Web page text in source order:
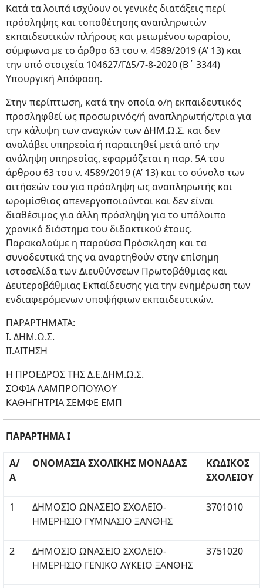
Κατά τα λοιπά ισχύουν οι γενικές διατάξεις περί
πρόσληψης και τοποθέτησης αναπληρωτών
εκπαιδευτικών πλήρους και μειωμένου ωραρίου,
σύμφωνα με το άρθρο 63 του ν. 4589/2019 (Α’ 13) και
την υπό στοιχεία 104627/ΓΔ5/7-8-2020 (Β΄ 3344)
Υπουργική Απόφαση.
Στην περίπτωση, κατά την οποία ο/η εκπαιδευτικός
προσληφθεί ως προσωρινός/ή αναπληρωτής/τρια για
την κάλυψη των αναγκών των ΔΗΜ.Ω.Σ. και δεν
αναλάβει υπηρεσία ή παραιτηθεί μετά από την
ανάληψη υπηρεσίας, εφαρμόζεται η παρ. 5Α του
άρθρου 63 του ν. 4589/2019 (Α’ 13) και το σύνολο των
αιτήσεών του για πρόσληψη ως αναπληρωτής και
ωρομίσθιος απενεργοποιούνται και δεν είναι
διαθέσιμος για άλλη πρόσληψη για το υπόλοιπο
χρονικό διάστημα του διδακτικού έτους.
Παρακαλούμε η παρούσα Πρόσκληση και τα
συνοδευτικά της να αναρτηθούν στην επίσημη
ιστοσελίδα των Διευθύνσεων Πρωτοβάθμιας και
Δευτεροβάθμιας Εκπαίδευσης για την ενημέρωση των
ενδιαφερόμενων υποψήφιων εκπαιδευτικών.
ΠΑΡΑΡΤΗΜΑΤΑ:
Ι. ΔΗΜ.Ω.Σ.
II.ΑΙΤΗΣΗ
Η ΠΡΟΕΔΡΟΣ ΤΗΣ Δ.Ε.ΔΗΜ.Ω.Σ.
ΣΟΦΙΑ ΛΑΜΠΡΟΠΟΥΛΟΥ
ΚΑΘΗΓΗΤΡΙΑ ΣΕΜΦΕ ΕΜΠ
ΠΑΡΑΡΤΗΜΑ Ι
Α/
Α
ΟΝΟΜΑΣΙΑ ΣΧΟΛΙΚΗΣ ΜΟΝΑΔΑΣ
ΚΩΔΙΚΟΣ
ΣΧΟΛΕΙΟΥ
1
ΔΗΜΟΣΙΟ ΩΝΑΣΕΙΟ ΣΧΟΛΕΙΟ-
ΗΜΕΡΗΣΙΟ ΓΥΜΝΑΣΙΟ ΞΑΝΘΗΣ
3701010
2
ΔΗΜΟΣΙΟ ΩΝΑΣΕΙΟ ΣΧΟΛΕΙΟ-
ΗΜΕΡΗΣΙΟ ΓΕΝΙΚΟ ΛΥΚΕΙΟ ΞΑΝΘΗΣ
3751020